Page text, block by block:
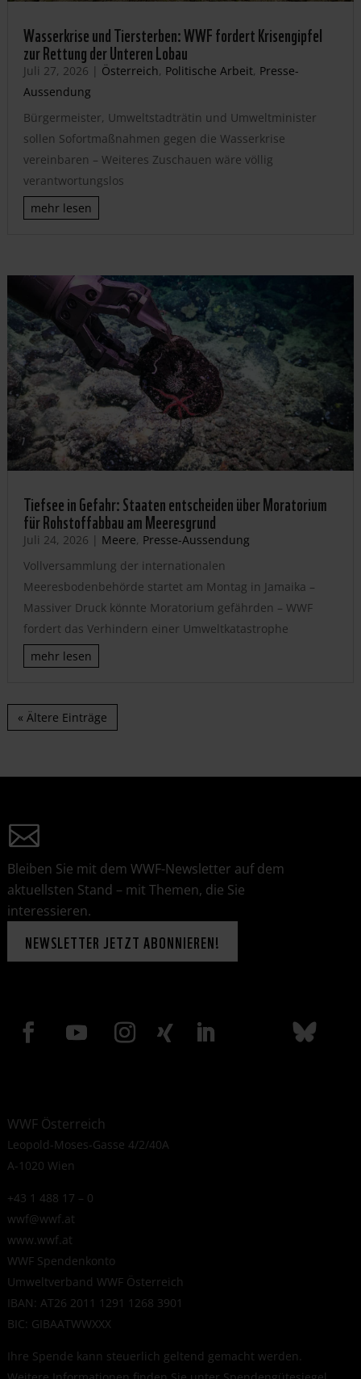
Wasserkrise und Tiersterben: WWF fordert Krisengipfel
zur Rettung der Unteren Lobau
Juli 27, 2026 | Österreich, Politische Arbeit, Presse-
Aussendung
Bürgermeister, Umweltstadträtin und Umweltminister
sollen Sofortmaßnahmen gegen die Wasserkrise
vereinbaren – Weiteres Zuschauen wäre völlig
verantwortungslos
mehr lesen
Tiefsee in Gefahr: Staaten entscheiden über Moratorium
für Rohstoffabbau am Meeresgrund
Juli 24, 2026 | Meere, Presse-Aussendung
Vollversammlung der internationalen
Meeresbodenbehörde startet am Montag in Jamaika –
Massiver Druck könnte Moratorium gefährden – WWF
fordert das Verhindern einer Umweltkatastrophe
mehr lesen
« Ältere Einträge
Bleiben Sie mit dem WWF-Newsletter auf dem
aktuellsten Stand – mit Themen, die Sie
interessieren.
NEWSLETTER JETZT ABONNIEREN!
WWF Österreich
Leopold-Moses-Gasse 4/2/40A
A-1020 Wien
+43 1 488 17 – 0
wwf@wwf.at
www.wwf.at
WWF Spendenkonto
Umweltverband WWF Österreich
IBAN: AT26 2011 1291 1268 3901
BIC: GIBAATWWXXX
Ihre Spende kann steuerlich geltend gemacht werden.